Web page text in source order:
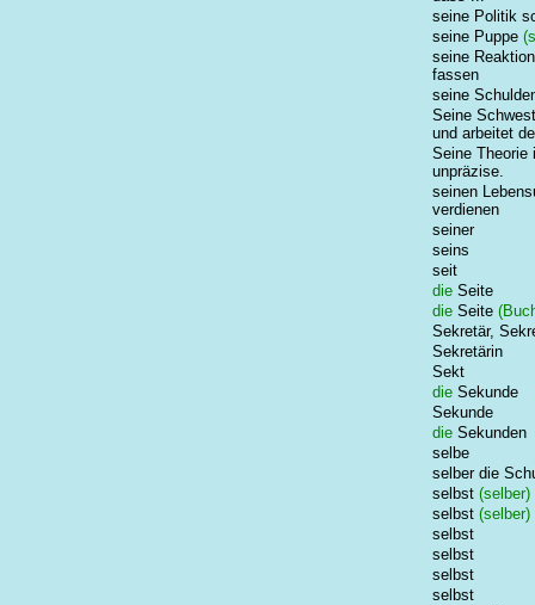
seine Politik
seine Puppe
seine
fassen
seine
Seine
und arbeitet
Seine Theorie
unpräzise.
seinen
verdienen
seiner
seins
seit
die Seite
die Seite
Sekretär,
Sekretärin
Sekt
die Sekunde
Sekunde
die Sekunden
selbe
selber die
selbst (selber)
selbst (selber)
selbst
selbst
selbst
selbst